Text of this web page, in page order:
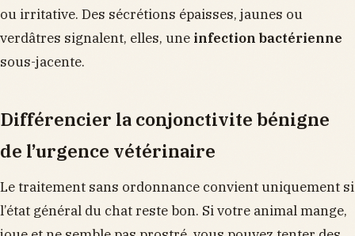
ou irritative. Des sécrétions épaisses, jaunes ou
verdâtres signalent, elles, une infection bactérienne
sous-jacente.
Différencier la conjonctivite bénigne
de l’urgence vétérinaire
Le traitement sans ordonnance convient uniquement si
l’état général du chat reste bon. Si votre animal mange,